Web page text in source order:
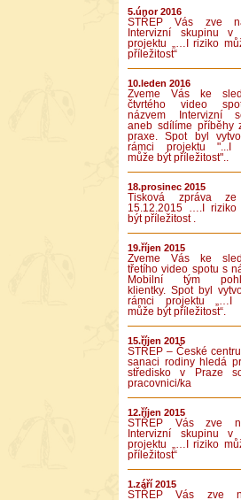
5.únor 2016
STŘEP Vás zve
Intervizní skupinu v
projektu „…I riziko
příležitost“
10.leden 2016
Zveme Vás ke
čtvrtého video
názvem Intervizní
aneb sdílíme příběhy
praxe. Spot byl
rámci projektu "...I
může být příležitost"..
18.prosinec 2015
Tisková zpráva
15.12.2015 ….I riziko
být příležitost .
19.říjen 2015
Zveme Vás ke
třetího video spotu s
Mobilní tým
klientky. Spot byl
rámci projektu „…I
může být příležitost“.
15.říjen 2015
STŘEP – České
sanaci rodiny hledá
středisko v Praze
pracovnici/ka
12.říjen 2015
STŘEP Vás zve
Intervizní skupinu v
projektu „…I riziko
příležitost“
1.září 2015
STŘEP Vás zve